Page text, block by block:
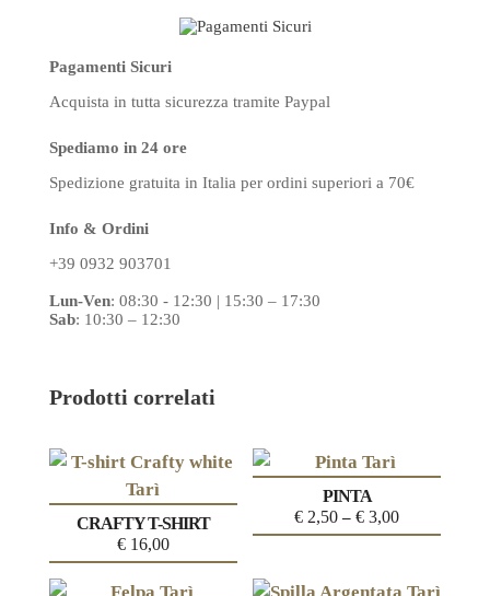
Pagamenti Sicuri
Acquista in tutta sicurezza tramite Paypal
Spediamo in 24 ore
Spedizione gratuita in Italia per ordini superiori a 70€
Info & Ordini
+39 0932 903701
Lun-Ven: 08:30 - 12:30 | 15:30 – 17:30
Sab: 10:30 – 12:30
Prodotti correlati
CRAFTY T-SHIRT
€16,00
PINTA
€ 2,50–€ 3,00